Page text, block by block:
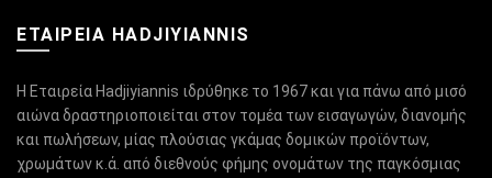
ΕΤΑΙΡΕΙΑ HADJIYIANNIS
Η Εταιρεία Hadjiyiannis ιδρύθηκε το 1967 και για πάνω από μισό
αιώνα δραστηριοποιείται στον τομέα των εισαγωγών, διανομής
και πωλήσεων, μίας πλούσιας γκάμας δομικών προϊόντων,
χρωμάτων κ.ά. από διεθνούς φήμης ονομάτων της παγκόσμιας